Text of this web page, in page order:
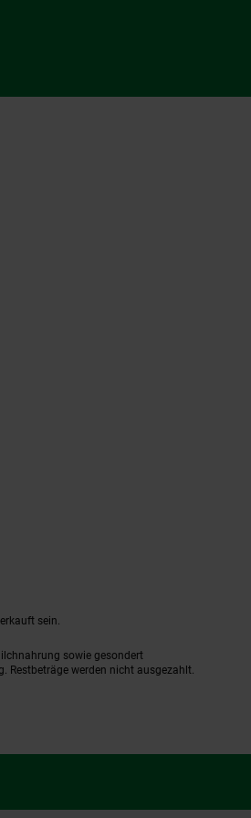
sein.
sowie gesondert
Restbeträge werden nicht ausgezahlt.